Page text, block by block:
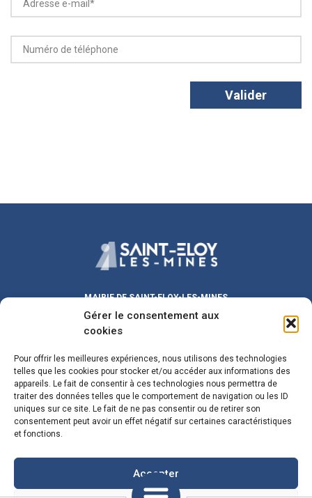
Gérer le consentement aux
cookies
Pour offrir les meilleures expériences, nous utilisons des technologies
telles que les cookies pour stocker et/ou accéder aux informations des
appareils. Le fait de consentir à ces technologies nous permettra de
traiter des données telles que le comportement de navigation ou les ID
uniques sur ce site. Le fait de ne pas consentir ou de retirer son
consentement peut avoir un effet négatif sur certaines caractéristiques
et fonctions.
Accepter
MAIRIE DE SAINT-ELOY-LES-MINES
Place Michel DUVAL
9h00 – 12h00/ 13h30 – 17h30
Samedi :9h00 – 12h00
Fermeture le mercredi matin
maire@sainteloylesmines.fr
04 73 85 08 24